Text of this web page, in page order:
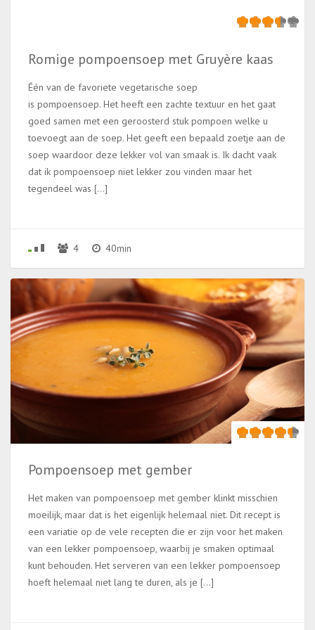
Romige pompoensoep met Gruyère kaas
Één van de favoriete vegetarische soep
is pompoensoep. Het heeft een zachte textuur en het gaat
goed samen met een geroosterd stuk pompoen welke u
toevoegt aan de soep. Het geeft een bepaald zoetje aan de
soep waardoor deze lekker vol van smaak is. Ik dacht vaak
dat ik pompoensoep niet lekker zou vinden maar het
tegendeel was […]
4 40min
Pompoensoep met gember
Het maken van pompoensoep met gember klinkt misschien
moeilijk, maar dat is het eigenlijk helemaal niet. Dit recept is
een variatie op de vele recepten die er zijn voor het maken
van een lekker pompoensoep, waarbij je smaken optimaal
kunt behouden. Het serveren van een lekker pompoensoep
hoeft helemaal niet lang te duren, als je […]